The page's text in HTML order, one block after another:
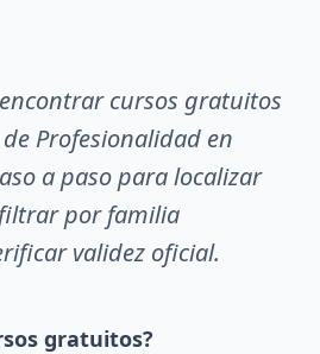
cursos gratuitos
Profesionalidad en
a paso para localizar
por familia
validez oficial.
gratuitos?